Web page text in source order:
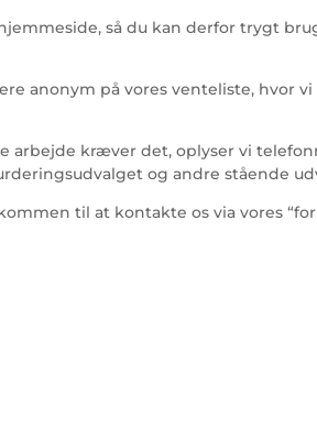
så du kan derfor trygt
anonym på vores venteliste, hvor
kræver det, oplyser vi
og andre stående
til at kontakte os via vores